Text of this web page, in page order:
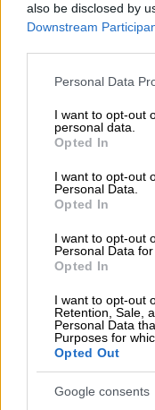
also be disclosed by
Downstream
Please note that this
not limited to your
grant or deny
use your data for
consent section.
Personal Data
I want to opt-out
personal data.
Opted In
I want to opt-out
Personal Data.
Opted In
I want to opt-out
Personal Data
Opted In
I want to opt-out
Retention, Sale,
Personal Data
Purposes for
Opted Out
Google consents
2024
«Την
κοίταξε και
είπε ο
Λίγα λόγια
O Νιούμαν
ως ο
«Newmie»
μοναδικός από
ήταν και στην
ναυαγοσώστης.
Εμφανίστηκε σε
που